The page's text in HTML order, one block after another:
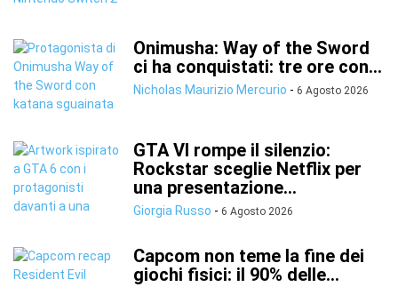
Onimusha: Way of the Sword
ci ha conquistati: tre ore con...
Nicholas Maurizio Mercurio - 6 Agosto 2026
GTA VI rompe il silenzio:
Rockstar sceglie Netflix per
una presentazione...
Giorgia Russo - 6 Agosto 2026
Capcom non teme la fine dei
giochi fisici: il 90% delle...